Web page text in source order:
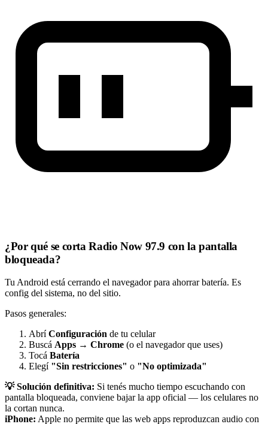
¿Por qué se corta Radio Now 97.9 con la pantalla
bloqueada?
Tu Android está cerrando el navegador para ahorrar batería. Es
config del sistema, no del sitio.
Pasos generales:
AbríConfiguración de tu celular
Buscá Apps → Chrome (o el navegador que uses)
Tocá Batería
Elegí "Sin restricciones" o "No optimizada"
💡 Solución definitiva: Si tenés mucho tiempo escuchando con
pantalla bloqueada, conviene bajar la app oficial — los celulares no
la cortan nunca.
iPhone: Apple no permite que las web apps reproduzcan audio con